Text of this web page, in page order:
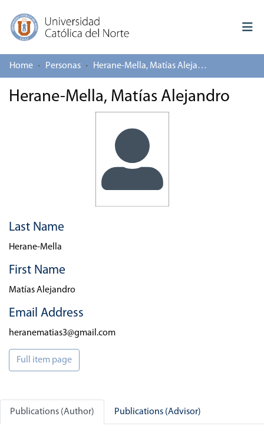
Log In
Communities & Collections
Home Personas Herane-Mella, Matías Alejandro
Herane-Mella, Matías Alejandro
Last Name
Herane-Mella
First Name
Matías Alejandro
Email Address
heranematias3@gmail.com
Full item page
Publications (Author) Publications (Advisor)